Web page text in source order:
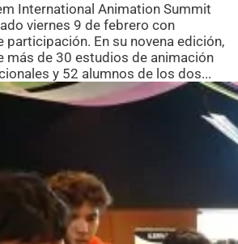
International Animation Summit
viernes 9 de febrero con
participación. En su novena edición,
más de 30 estudios de animación
y 52 alumnos de los dos...